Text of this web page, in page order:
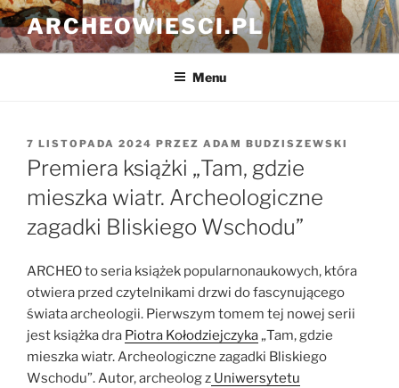
Przejdź
do
treści
ARCHEOWIESCI.PL
Menu
OPUBLIKOWANE
W
7 LISTOPADA 2024 PRZEZ ADAM BUDZISZEWSKI
Premiera książki „Tam, gdzie
mieszka wiatr. Archeologiczne
zagadki Bliskiego Wschodu”
ARCHEO to seria książek popularnonaukowych, która
otwiera przed czytelnikami drzwi do fascynującego
świata archeologii. Pierwszym tomem tej nowej serii
jest książka dra Piotra Kołodziejczyka„Tam, gdzie
mieszka wiatr. Archeologiczne zagadki Bliskiego
Wschodu”. Autor, archeolog z Uniwersytetu